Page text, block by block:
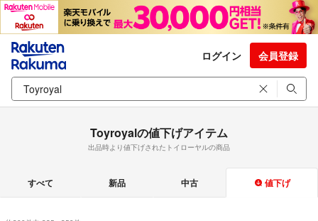
ログイン 会員登録
Toyroyalの値下げアイテム
出品時より値下げされたトイローヤルの商品
すべて 新品 中古 値下げ